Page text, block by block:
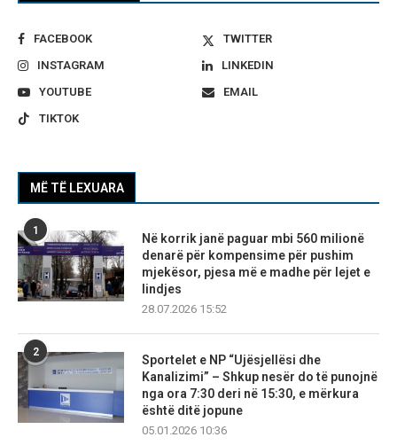
FACEBOOK
TWITTER
INSTAGRAM
LINKEDIN
YOUTUBE
EMAIL
TIKTOK
MË TË LEXUARA
1
Në korrik janë paguar mbi 560 milionë
denarë për kompensime për pushim
mjekësor, pjesa më e madhe për lejet e
lindjes
28.07.2026 15:52
2
Sportelet e NP “Ujësjellësi dhe
Kanalizimi” – Shkup nesër do të punojnë
nga ora 7:30 deri në 15:30, e mërkura
është ditë jopune
05.01.2026 10:36